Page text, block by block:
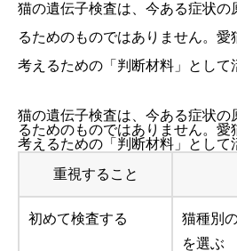
猫の遺伝子検査は、今ある症状の
るためのものではありません。愛
考えるための「判断材料」として
猫の遺伝子検査は、今ある症状の
るためのものではありません。愛
考えるための「判断材料」として
重視すること
初めて検査する
猫種別
を選ぶ